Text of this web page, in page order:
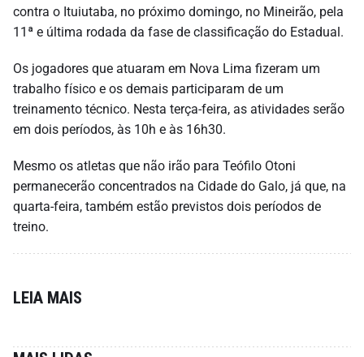
contra o Ituiutaba, no próximo domingo, no Mineirão, pela
11ª e última rodada da fase de classificação do Estadual.
Os jogadores que atuaram em Nova Lima fizeram um
trabalho físico e os demais participaram de um
treinamento técnico. Nesta terça-feira, as atividades serão
em dois períodos, às 10h e às 16h30.
Mesmo os atletas que não irão para Teófilo Otoni
permanecerão concentrados na Cidade do Galo, já que, na
quarta-feira, também estão previstos dois períodos de
treino.
LEIA MAIS